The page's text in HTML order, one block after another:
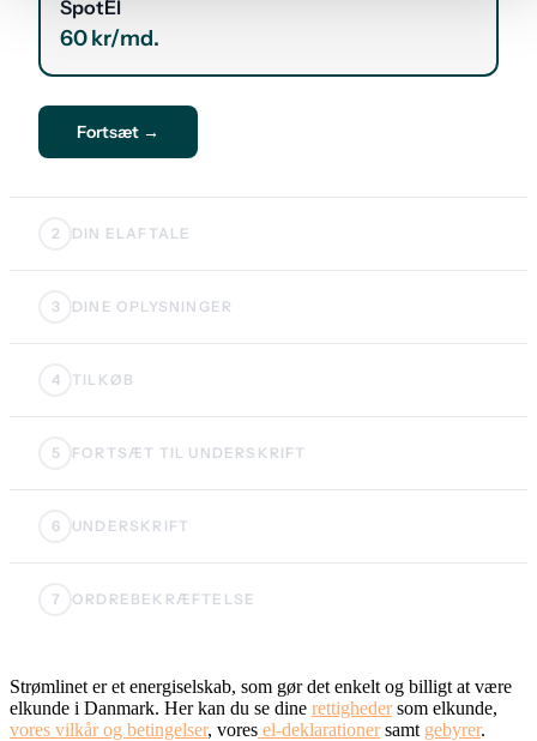
Strømlinet er et energiselskab, som gør det enkelt og billigt at være
elkunde i Danmark. Her kan du se dine rettighedersom elkunde,
vores vilkår og betingelser, vores el-deklarationersamt gebyrer.